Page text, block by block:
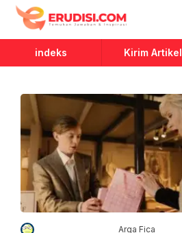
Erudisi
Temukan Jawaban dan Inspirasi
indeks Kirim Artikel
Arga Fica